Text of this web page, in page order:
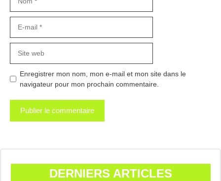
mail
web
Enregistrer mon nom, mon e-mail et mon site dans le
navigateur pour mon prochain commentaire.
DERNIERS ARTICLES